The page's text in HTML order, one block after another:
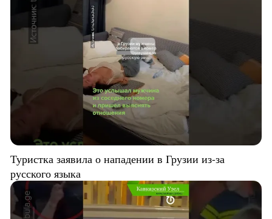
Туристка заявила о нападении в Грузии из-за
русского языка